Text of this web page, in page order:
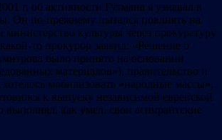
г. об активности Гутмана я узнавал в
Он по-прежнему пытался повлиять на
культуры через прокуратуру
то прокурор заявил: «Решение о
было принято на основании
материалов»), правительство и
мобилизовать «народные массы»,
к выпуску независимой еврейской
выполнял, как умел, свои аспирантские